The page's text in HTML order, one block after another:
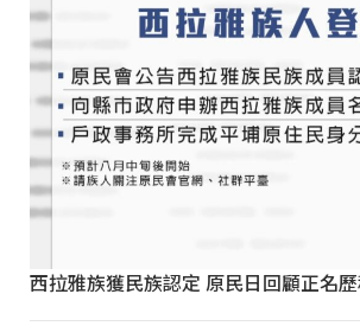
西拉雅族獲民族認定 原民日回顧正名